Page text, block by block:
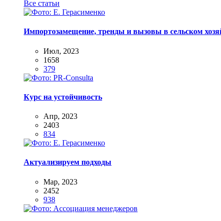
Все статьи
Импортозамещение, тренды и вызовы в сельском
Июл, 2023
1658
379
Курс на устойчивость
Апр, 2023
2403
834
Актуализируем подходы
Мар, 2023
2452
938